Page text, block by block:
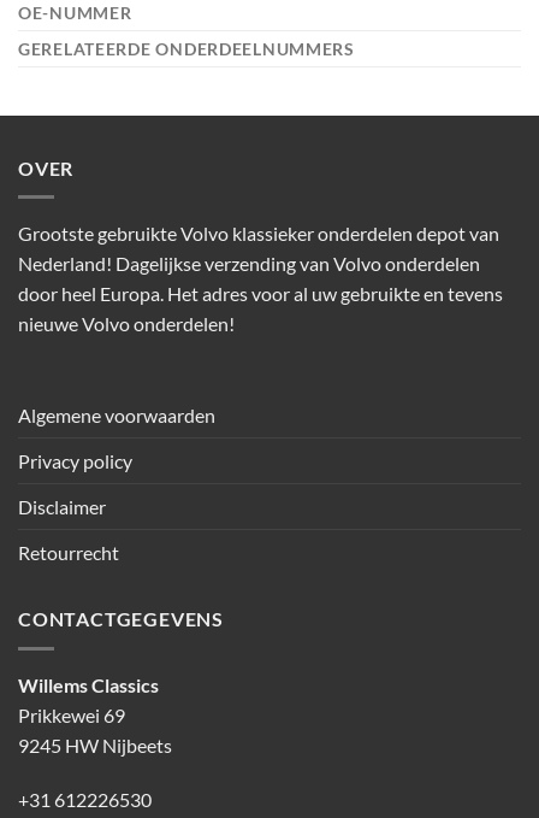
OE-NUMMER
GERELATEERDE ONDERDEELNUMMERS
OVER
Grootste gebruikte Volvo klassieker onderdelen depot van
Nederland! Dagelijkse verzending van Volvo onderdelen
door heel Europa. Het adres voor al uw gebruikte en tevens
nieuwe Volvo onderdelen!
Algemene voorwaarden
Privacy policy
Disclaimer
Retourrecht
CONTACTGEGEVENS
Willems Classics
Prikkewei 69
9245 HW Nijbeets
+31 612226530